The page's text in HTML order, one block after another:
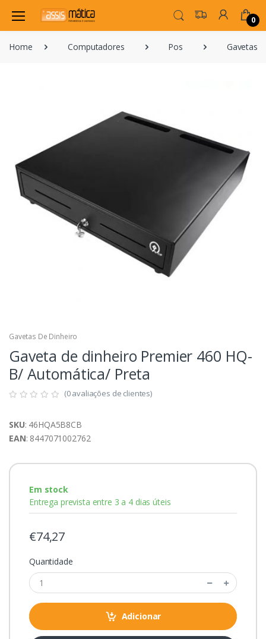
0
Home Computadores Pos Gavetas
Gavetas De Dinheiro
Gaveta de dinheiro Premier 460 HQ-
B/ Automática/ Preta
(0 avaliações de clientes)
SKU: 46HQA5B8CB
EAN: 8447071002762
Em stock
Entrega prevista entre 3 a 4 dias úteis
€74,27
Quantidade
Adicionar